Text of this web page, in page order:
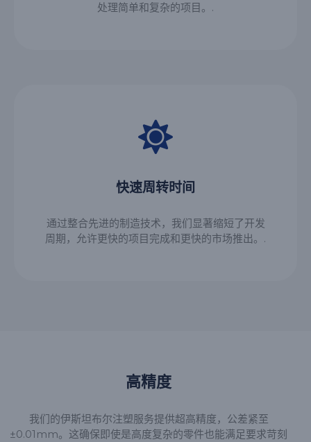
处理简单和复杂的项目。.
快速周转时间
通过整合先进的制造技术，我们显著缩短了开发
周期，允许更快的项目完成和更快的市场推出。.
高精度
我们的伊斯坦布尔注塑服务提供超高精度，公差紧至
±0.01mm。这确保即使是高度复杂的零件也能满足要求苛刻